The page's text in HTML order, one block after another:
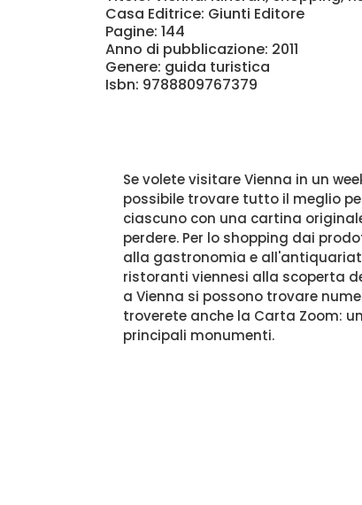
Casa Editrice: Giunti Editore
Pagine: 144
Anno di pubblicazione: 2011
Genere: guida turistica
Isbn: 9788809767379
Se volete visitare Vienna in un
possibile trovare tutto il meglio
ciascuno con una cartina
perdere. Per lo shopping dai
alla gastronomia e
ristoranti viennesi alla scoperta
a Vienna si possono trovare
troverete anche la Carta Zoom:
principali monumenti.